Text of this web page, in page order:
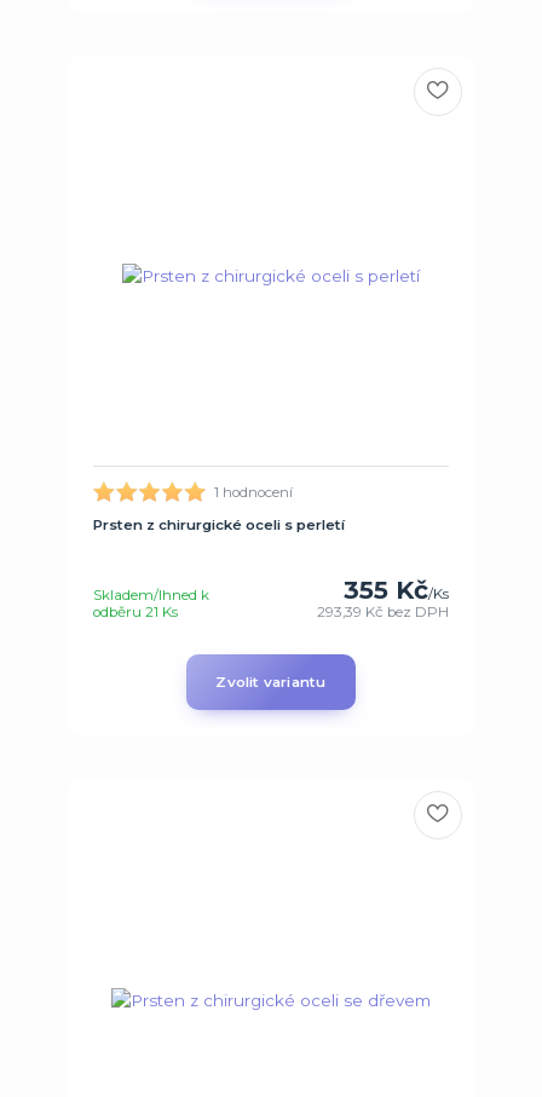
1 hodnocení
Prsten z chirurgické oceli s perletí
355 Kč/Ks
293,39 Kč bez DPH
Skladem/Ihned k
odběru 21 Ks
Zvolit variantu